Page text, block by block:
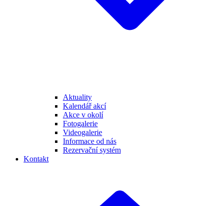
Aktuality
Kalendář akcí
Akce v okolí
Fotogalerie
Videogalerie
Informace od nás
Rezervační systém
Kontakt